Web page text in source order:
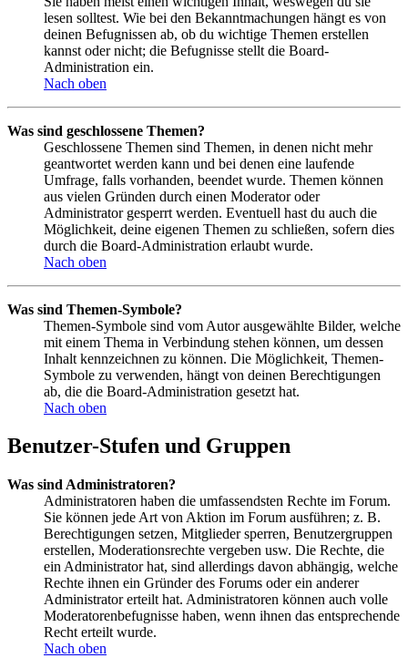
lesen solltest. Wie bei den Bekanntmachungen hängt es von
deinen Befugnissen ab, ob du wichtige Themen erstellen
kannst oder nicht; die Befugnisse stellt die Board-
Administration ein.
Nach oben
Was sind geschlossene Themen?
Geschlossene Themen sind Themen, in denen nicht mehr
geantwortet werden kann und bei denen eine laufende
Umfrage, falls vorhanden, beendet wurde. Themen können
aus vielen Gründen durch einen Moderator oder
Administrator gesperrt werden. Eventuell hast du auch die
Möglichkeit, deine eigenen Themen zu schließen, sofern dies
durch die Board-Administration erlaubt wurde.
Nach oben
Was sind Themen-Symbole?
Themen-Symbole sind vom Autor ausgewählte Bilder, welche
mit einem Thema in Verbindung stehen können, um dessen
Inhalt kennzeichnen zu können. Die Möglichkeit, Themen-
Symbole zu verwenden, hängt von deinen Berechtigungen
ab, die die Board-Administration gesetzt hat.
Nach oben
Benutzer-Stufen und Gruppen
Was sind Administratoren?
Administratoren haben die umfassendsten Rechte im Forum.
Sie können jede Art von Aktion im Forum ausführen; z. B.
Berechtigungen setzen, Mitglieder sperren, Benutzergruppen
erstellen, Moderationsrechte vergeben usw. Die Rechte, die
ein Administrator hat, sind allerdings davon abhängig, welche
Rechte ihnen ein Gründer des Forums oder ein anderer
Administrator erteilt hat. Administratoren können auch volle
Moderatorenbefugnisse haben, wenn ihnen das entsprechende
Recht erteilt wurde.
Nach oben